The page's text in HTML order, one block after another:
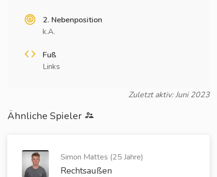
2. Nebenposition
k.A.
Fuß
Links
Zuletzt aktiv: Juni 2023
Ähnliche Spieler
Simon Mattes (25 Jahre)
Rechtsaußen